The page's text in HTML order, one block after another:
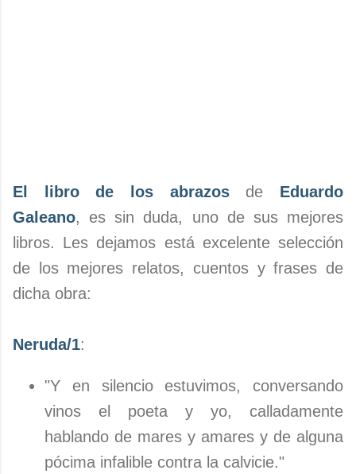
El libro de los abrazosde Eduardo
Galeano, es sin duda, uno de sus mejores
libros. Les dejamos está excelente selección
de los mejores relatos, cuentos y frases de
dicha obra:
Neruda/1:
"Y en silencio estuvimos, conversando
vinos el poeta y yo, calladamente
hablando de mares y amares y de alguna
pócima infalible contra la calvicie."